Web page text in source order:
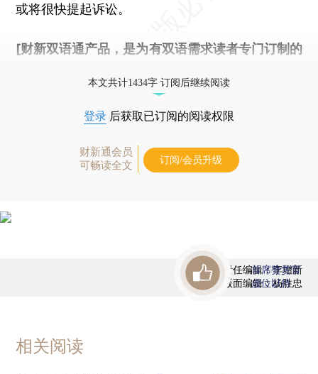
或将很快提起诉讼。
[财新双语通产品，是为有双语需求读者专门订制的
本文共计1434字 订阅后继续阅读
登录 后获取已订阅的阅读权限
财新通会员
可畅读全文
订阅/会员升级
责任编辑：李增新
版面编辑：杨胜忠
首席赞赏官
虚位以待
相关阅读